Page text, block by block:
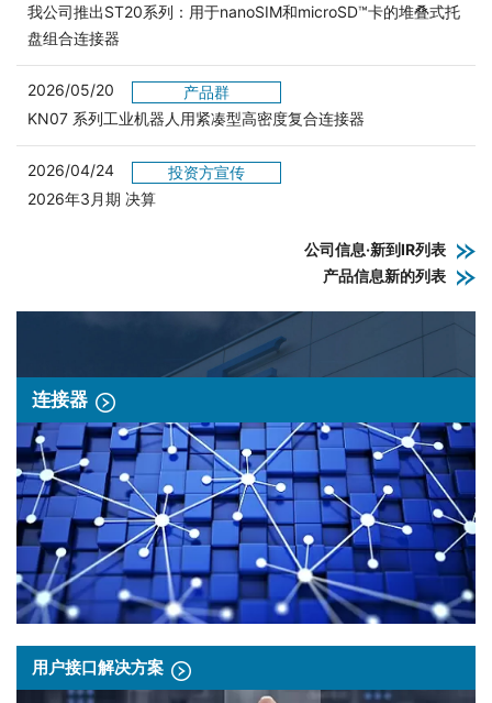
我公司推出ST20系列：用于nanoSIM和microSD™卡的堆叠式托
盘组合连接器
2026/05/20
产品群
KN07 系列工业机器人用紧凑型高密度复合连接器
2026/04/24
投资方宣传
2026年3月期 决算
公司信息·新到IR列表
产品信息新的列表
连接器
用户接口解决方案